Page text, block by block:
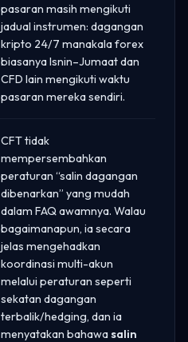
pasaran masih mengikuti
jadual instrumen: dagangan
kripto 24/7 manakala forex
biasanya Isnin–Jumaat dan
CFD lain mengikuti waktu
pasaran mereka sendiri.
CFT tidak
mempersembahkan
peraturan “salin dagangan
dibenarkan” yang mudah
dalam FAQ awamnya. Walau
bagaimanapun, ia secara
jelas mengehadkan
koordinasi multi-akun
melalui peraturan seperti
sekatan dagangan
terbalik/hedging, dan ia
menyatakan bahawasalin